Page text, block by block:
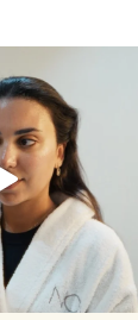
for a